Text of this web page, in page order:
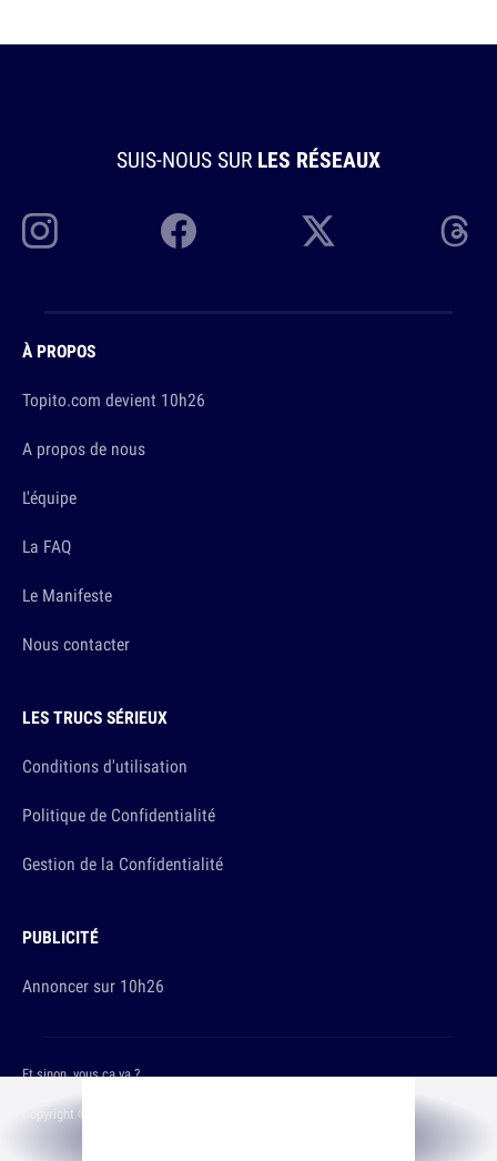
SUIS-NOUS SUR LES RÉSEAUX
À PROPOS
Topito.com devient 10h26
A propos de nous
L'équipe
La FAQ
Le Manifeste
Nous contacter
LES TRUCS SÉRIEUX
Conditions d'utilisation
Politique de Confidentialité
Gestion de la Confidentialité
PUBLICITÉ
Annoncer sur 10h26
Copyright © 2026 The Original Publishing Studio
Et sinon, vous ça va ?